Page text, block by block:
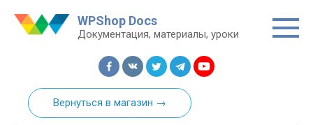
контенту
WPShop Docs
Документация, материалы, уроки
Вернуться в магазин →